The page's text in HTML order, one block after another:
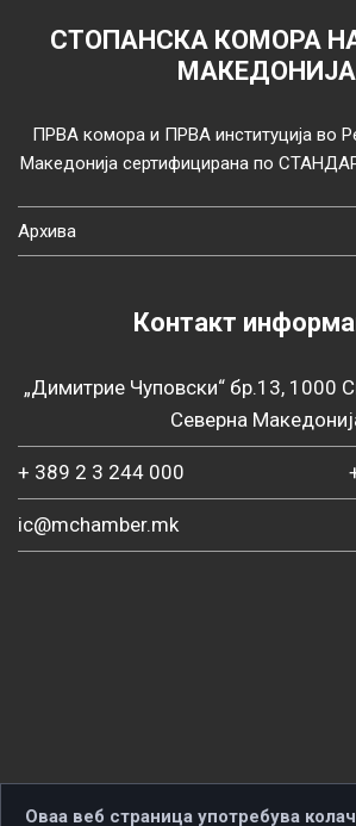
СТОПАНСКА КОМОРА
МАКЕДОНИЈА
ПРВА комора и ПРВА институција во
Македонија сертифицирана по
Архива
Контакт
„Димитрие Чуповски“ бр.13, 1000
Северна
+ 389 2 3 244 000
ic@mchamber.mk
Оваа веб страница употребува